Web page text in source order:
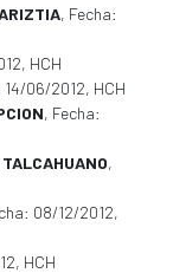
, Fecha:
HCH
14/06/2012, HCH
, Fecha:
,
08/12/2012,
HCH